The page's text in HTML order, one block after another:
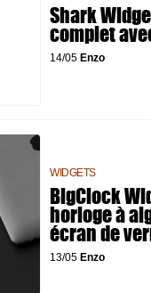
Shark
complet
14/05 Enzo
WIDGETS
BigClock
horloge à
écran de
13/05 Enzo